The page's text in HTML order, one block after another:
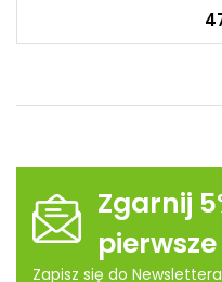
Zgarnij
Zapisz się do